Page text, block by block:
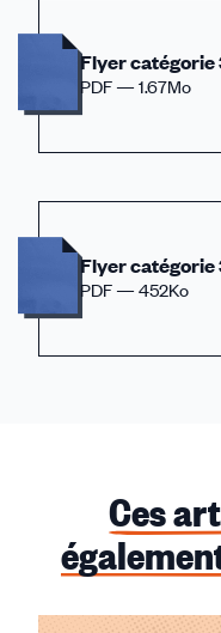
Flyer catégorie
PDF — 1.67Mo
Flyer
PDF — 452Ko
Ces